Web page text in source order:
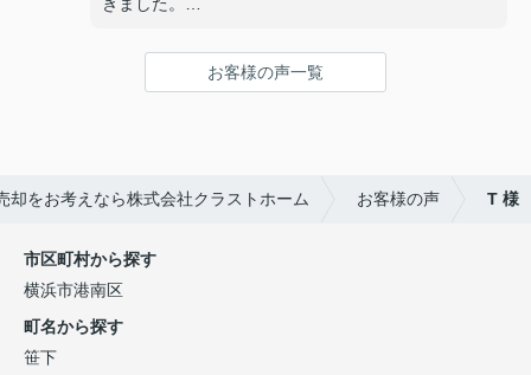
すぐに懐き内覧や手続きも安心して行えました。
次ももし機会あれば是非お願いしたいと思える所で
お客様の声一覧
却をお考えなら株式会社クラストホーム お客様の声 T 様
市区町村から探す
横浜市港南区
町名から探す
笹下